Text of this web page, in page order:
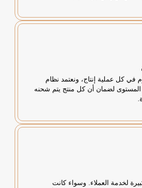
كل عملية إنتاج، ونعتمد نظام
لضمان أن كل منتج يتم شحنه
لخدمة العملاء. وسواء كانت